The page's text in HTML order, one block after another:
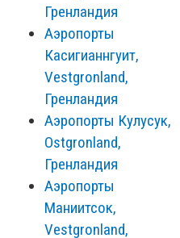
Гренландия
Аэропорты
Касигианнгуит,
Vestgronland,
Гренландия
Аэропорты Кулусук,
Ostgronland,
Гренландия
Аэропорты
Маниитсок,
Vestgronland,